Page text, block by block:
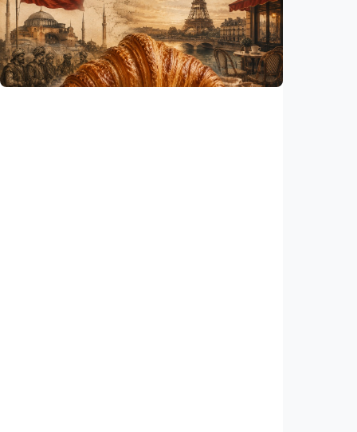
Gelombang panas bisa memicu kecemasan
hingga depresi pada anak, ini temuan
peneliti
Indonesia•06 Aug 2026